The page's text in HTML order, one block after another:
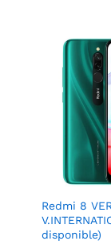
Redmi 8
disponible)